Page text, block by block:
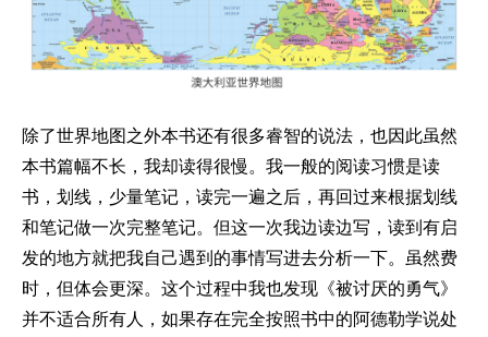
除了世界地图之外本书还有很多睿智的说法，也因此虽然
本书篇幅不长，我却读得很慢。我一般的阅读习惯是读
书，划线，少量笔记，读完一遍之后，再回过来根据划线
和笔记做一次完整笔记。但这一次我边读边写，读到有启
发的地方就把我自己遇到的事情写进去分析一下。虽然费
时，但体会更深。这个过程中我也发现《被讨厌的勇气》
并不适合所有人，如果存在完全按照书中的阿德勒学说处